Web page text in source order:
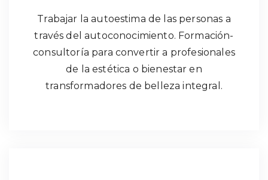
Trabajar la autoestima de las personas a
través del autoconocimiento. Formación-
consultoría para convertir a profesionales
de la estética o bienestar en
transformadores de belleza integral.